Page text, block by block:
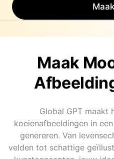
Maak
Global GPT maakt
koeienafbeeldingen in
genereren. Van
velden tot schattige